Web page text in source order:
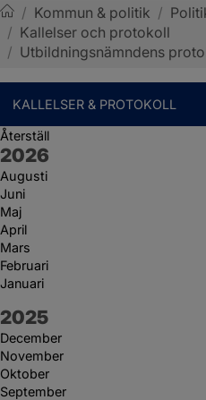
Sotenäs kommun
/ Kommun & politik /
/ Kallelser och protokoll
/ Utbildningsnämndens
KALLELSER & PROTOKOLL
Återställ
År:
2026
Augusti
Juni
Maj
April
Mars
Februari
Januari
År:
2025
December
November
Oktober
September